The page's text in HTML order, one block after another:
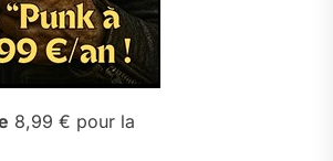
8,99 € pour la